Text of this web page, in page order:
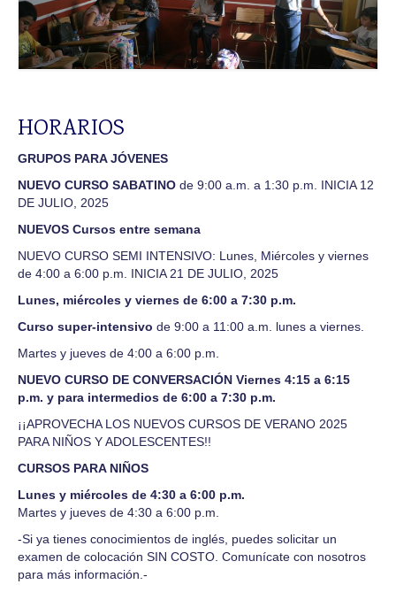
Empresas
Reconocimientos
Contacto y Mapa
HORARIOS
GRUPOS PARA JÓVENES
NUEVO CURSO SABATINO de 9:00 a.m. a 1:30 p.m. INICIA 12
DE JULIO, 2025
NUEVOS Cursos entre semana
NUEVO CURSO SEMI INTENSIVO: Lunes, Miércoles y viernes
de 4:00 a 6:00 p.m. INICIA 21 DE JULIO, 2025
Lunes, miércoles y viernes de 6:00 a 7:30 p.m.
Curso super-intensivo de 9:00 a 11:00 a.m. lunes a viernes.
Martes y jueves de 4:00 a 6:00 p.m.
NUEVO CURSO DE CONVERSACIÓN Viernes 4:15 a 6:15
p.m. y para intermedios de 6:00 a 7:30 p.m.
¡¡APROVECHA LOS NUEVOS CURSOS DE VERANO 2025
PARA NIÑOS Y ADOLESCENTES!!
CURSOS PARA NIÑOS
Lunes y miércoles de 4:30 a 6:00 p.m.
Martes y jueves de 4:30 a 6:00 p.m.
-Si ya tienes conocimientos de inglés, puedes solicitar un
examen de colocación SIN COSTO. Comunícate con nosotros
para más información.-